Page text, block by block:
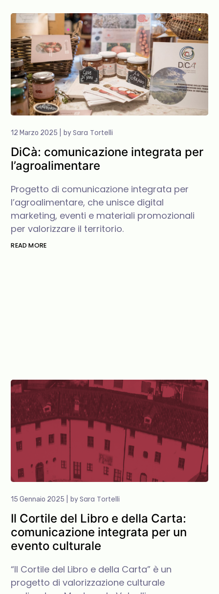
12 Marzo 2025 bySara Tortelli
DiCà: comunicazione integrata per
l’agroalimentare
Progetto di comunicazione integrata per
l’agroalimentare, che unisce digital
marketing, eventi e materiali promozionali
per valorizzare il territorio.
READ MORE
15 Gennaio 2025 bySara Tortelli
Il Cortile del Libro e della Carta:
comunicazione integrata per un
evento culturale
“Il Cortile del Libro e della Carta” è un
progetto di valorizzazione culturale